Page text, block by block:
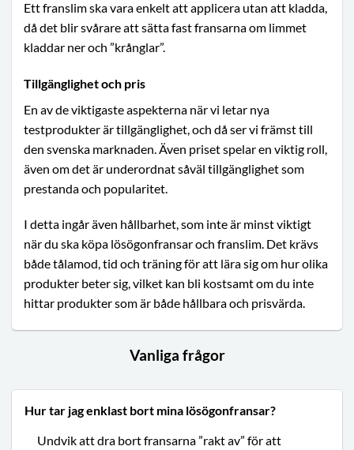
Ett franslim ska vara enkelt att applicera utan att kladda,
då det blir svårare att sätta fast fransarna om limmet
kladdar ner och ”krånglar”.
Tillgänglighet och pris
En av de viktigaste aspekterna när vi letar nya
testprodukter är tillgänglighet, och då ser vi främst till
den svenska marknaden. Även priset spelar en viktig roll,
även om det är underordnat såväl tillgänglighet som
prestanda och popularitet.
I detta ingår även hållbarhet, som inte är minst viktigt
när du ska köpa lösögonfransar och franslim. Det krävs
både tålamod, tid och träning för att lära sig om hur olika
produkter beter sig, vilket kan bli kostsamt om du inte
hittar produkter som är både hållbara och prisvärda.
Vanliga frågor
Hur tar jag enklast bort mina lösögonfransar?
Undvik att dra bort fransarna ”rakt av” för att